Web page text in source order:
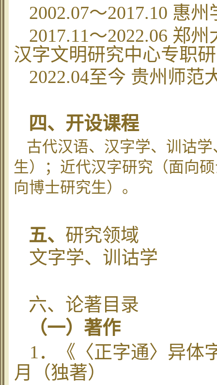
2002.07～2017.10 惠州
2017.11～2022.06 郑州
汉字文明研究中心专职
2022.04至今 贵州师范
四、开设课程
古代汉语、汉字学、训诂
生）；近代汉字研究（面向
向博士研究生）。
五、 研究领域
文字学、训诂学
六、论著目录
（一）著作
1 ．《〈正字通〉异体
月（独著）